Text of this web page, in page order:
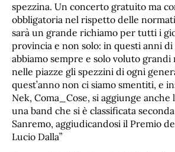
spezzina. Un concerto gratuito ma
obbligatoria nel rispetto delle
sarà un grande richiamo per tutti i
provincia e non solo: in questi anni
abbiamo sempre e solo voluto
nelle piazze gli spezzini di ogni
quest’anno non ci siamo smentiti, e
Nek, Coma_Cose, si aggiunge anche
una band che si è classificata
Sanremo, aggiudicandosi il Premio
Lucio Dalla”